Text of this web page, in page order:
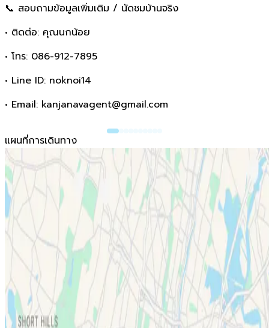
📞 สอบถามข้อมูลเพิ่มเติม / นัดชมบ้านจริง
• ติดต่อ: คุณนกน้อย
• โทร: 086-912-7895
• Line ID: noknoi14
• Email: kanjanavagent@gmail.com
แผนที่การเดินทาง